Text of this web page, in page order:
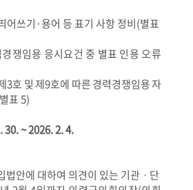
어쓰기 ·용어 등 표기 사항 정비(별표
쟁임용 응시요건 중 별표 인용 오류
3호 및 제9호에 따른 경력경쟁임용 자
별표5)
30. ~ 2026. 2. 4.
법안에 대하여 의견이 있는 기관ㆍ단